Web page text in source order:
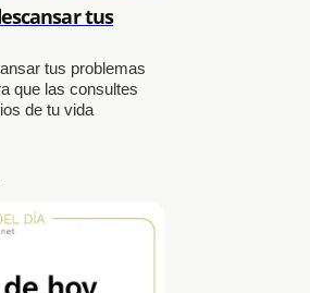
tus
tus problemas
que las consultes
de tu vida